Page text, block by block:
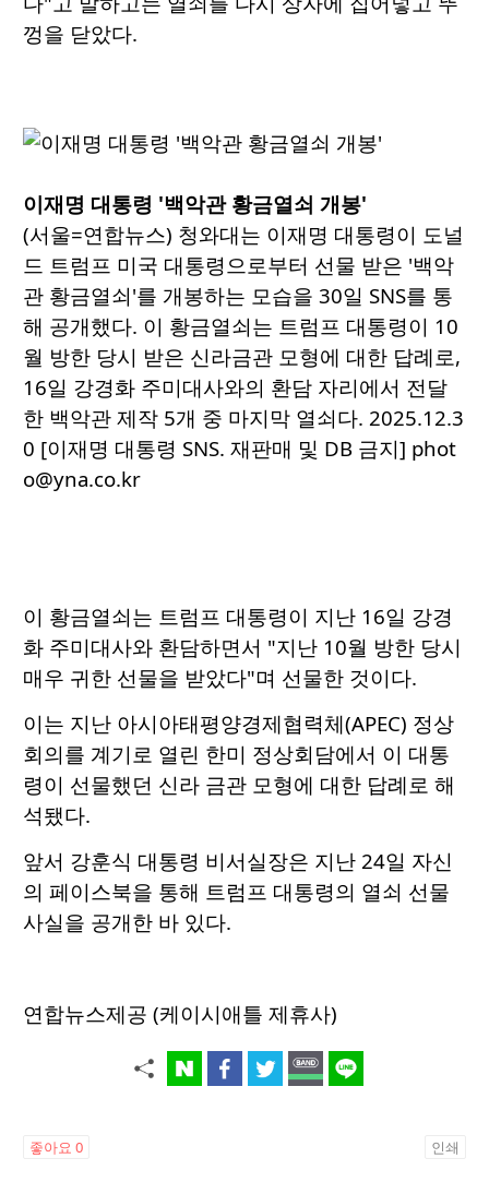
껑을 닫았다.
이재명 대통령 '백악관 황금열쇠 개봉'
(서울=연합뉴스) 청와대는 이재명 대통령이 도널
드 트럼프 미국 대통령으로부터 선물 받은 '백악
관 황금열쇠'를 개봉하는 모습을 30일 SNS를 통
해 공개했다. 이 황금열쇠는 트럼프 대통령이 10
월 방한 당시 받은 신라금관 모형에 대한 답례로,
16일 강경화 주미대사와의 환담 자리에서 전달
한 백악관 제작 5개 중 마지막 열쇠다. 2025.12.3
0 [이재명 대통령 SNS. 재판매 및 DB 금지] phot
o@yna.co.kr
이 황금열쇠는 트럼프 대통령이 지난 16일 강경
화 주미대사와 환담하면서 "지난 10월 방한 당시
매우 귀한 선물을 받았다"며 선물한 것이다.
이는 지난 아시아태평양경제협력체(APEC) 정상
회의를 계기로 열린 한미 정상회담에서 이 대통
령이 선물했던 신라 금관 모형에 대한 답례로 해
석됐다.
앞서 강훈식 대통령 비서실장은 지난 24일 자신
의 페이스북을 통해 트럼프 대통령의 열쇠 선물
사실을 공개한 바 있다.
연합뉴스제공 (케이시애틀 제휴사)
좋아요 0 인쇄